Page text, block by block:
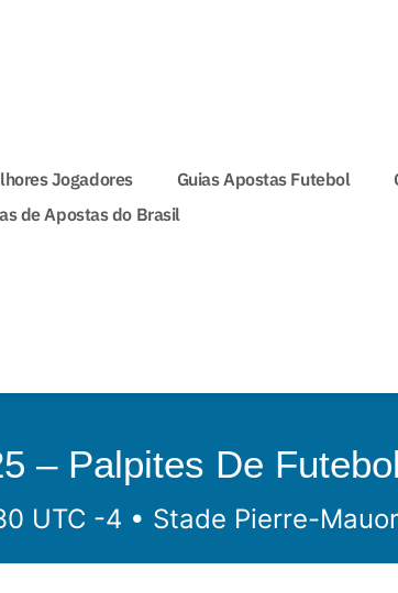
Jogadores Guias Apostas Futebol
de Apostas do Brasil
– Palpites De
Stade Pierre-